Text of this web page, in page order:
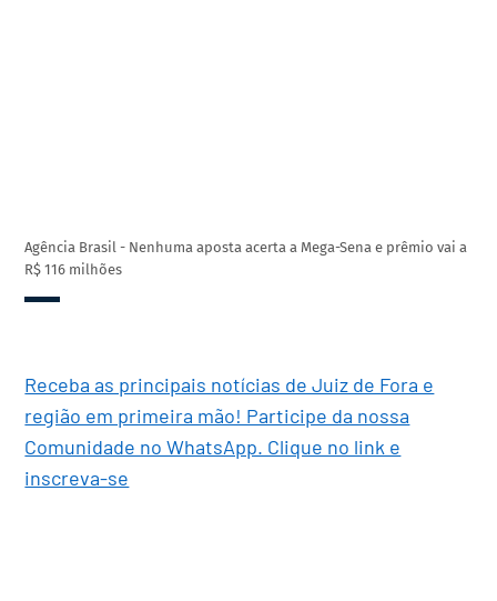
Agência Brasil - Nenhuma aposta acerta a Mega-Sena e prêmio vai a
R$ 116 milhões
Receba as principais notícias de Juiz de Fora e
região em primeira mão! Participe da nossa
Comunidade no WhatsApp. Clique no link e
inscreva-se